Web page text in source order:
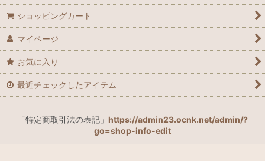
ショッピングカート
マイページ
お気に入り
最近チェックしたアイテム
「特定商取引法の表記」 https://admin23.ocnk.net/admin/?
go=shop-info-edit